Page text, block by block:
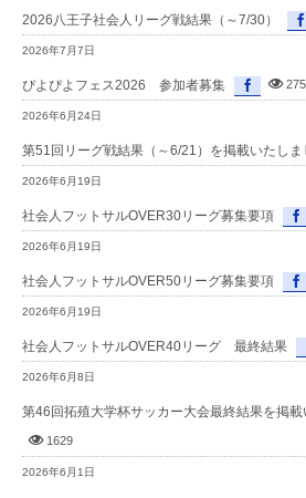
2026八王子社会人リーグ戦結果（～7/30）
2026年7月7日
ぴよぴよフェス2026 参加者募集 275
2026年6月24日
第51回リーグ戦結果（～6/21）を掲載いたしま
2026年6月19日
社会人フットサルOVER30リーグ募集要項
2026年6月19日
社会人フットサルOVER50リーグ募集要項
2026年6月19日
社会人フットサルOVER40リーグ 最終結果
2026年6月8日
第46回拓殖大学杯サッカー大会最終結果を掲載
1629
2026年6月1日